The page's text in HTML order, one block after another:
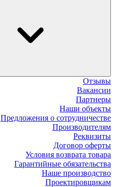
Отзывы
Вакансии
Партнеры
Наши объекты
Предложения о сотрудничестве
Производителям
Реквизиты
Договор оферты
Условия возврата товара
Гарантийные обязательства
Наше производство
Проектировщикам